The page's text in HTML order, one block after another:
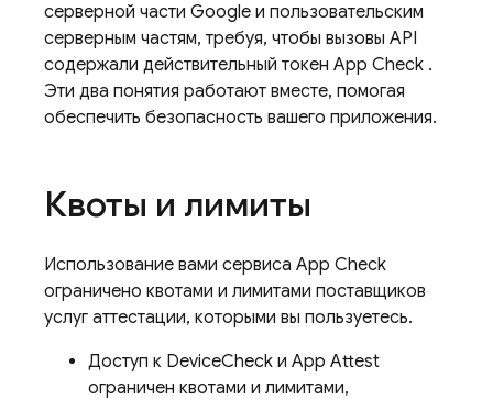
серверной части Google и пользовательским
серверным частям, требуя, чтобы вызовы API
содержали действительный токен App Check .
Эти два понятия работают вместе, помогая
обеспечить безопасность вашего приложения.
Квоты и лимиты
Использование вами сервиса App Check
ограничено квотами и лимитами поставщиков
услуг аттестации, которыми вы пользуетесь.
Доступ к DeviceCheck и App Attest
ограничен квотами и лимитами,